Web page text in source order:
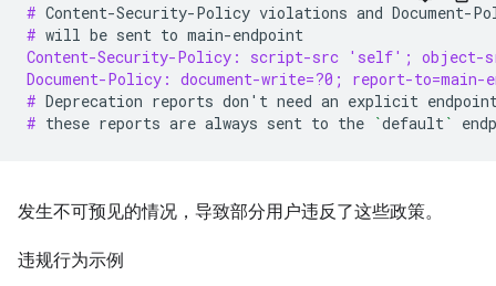
# Content-Security-Policy violations and Document-
# will be sent to
Content-Security-Policy: script-src 'self'; object-
Document-Policy: document-write=?0; report-to=main-
# Deprecation reports don ' t need an explicit
# these reports are always sent to the `default `
发生不可预见的情况，导致部分用户违反了这些政策。
违规行为示例